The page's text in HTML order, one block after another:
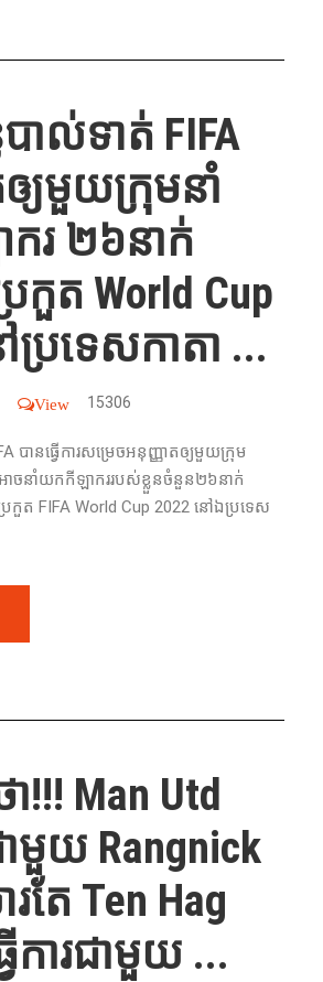
ាល់ទាត់​ FIFA
យ​មួយ​ក្រុម​នាំ​
រ​ ២៦នាក់​
កួត​ World Cup
ប្រទេសកាតា ...
View 15306
បាន​ធ្វើ​ការ​សម្រេច​អនុញ្ញាត​ឲ្យ​មួយ​ក្រុម​
ចនាំ​យក​កីឡាករ​របស់​ខ្លួន​ចំនួន​២៦នាក់​
រកួត​ FIFA World Cup 2022 នៅ​ឯ​ប្រទេស​
Man Utd
មួយ​ Rangnick
ែ​ Ten Hag
ការ​ជា​មួយ​ ...